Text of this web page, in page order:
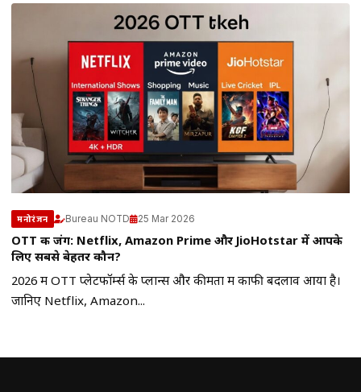
मनोरंजन Bureau NOTD 25 Mar 2026
OTT की जंग: Netflix, Amazon Prime और JioHotstar में आपके
लिए सबसे बेहतर कौन?
2026 में OTT प्लेटफॉर्म्स के प्लान्स और कीमतों में काफी बदलाव आया है।
जानिए Netflix, Amazon...